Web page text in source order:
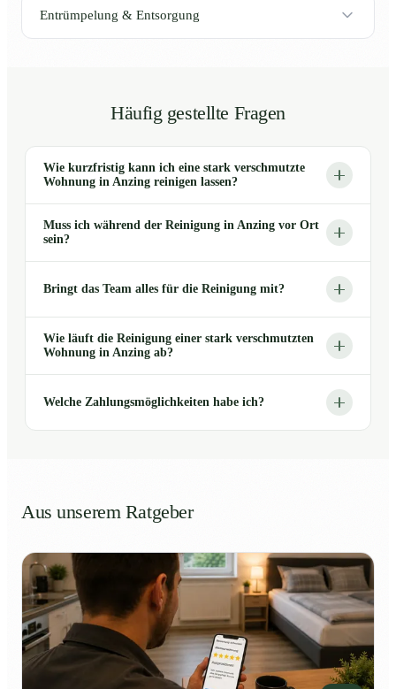
Entrümpelung & Entsorgung
Häufig gestellte Fragen
Wie kurzfristig kann ich eine stark verschmutzte
Wohnung in Anzing reinigen lassen?
Muss ich während der Reinigung in Anzing vor Ort
sein?
Bringt das Team alles für die Reinigung mit?
Wie läuft die Reinigung einer stark verschmutzten
Wohnung in Anzing ab?
Welche Zahlungsmöglichkeiten habe ich?
Aus unserem Ratgeber